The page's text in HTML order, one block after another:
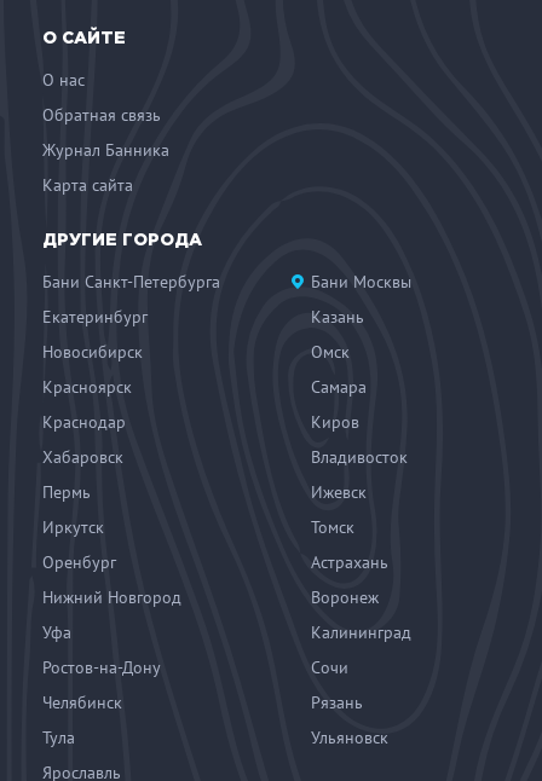
О САЙТЕ
О нас
Обратная связь
Журнал Банника
Карта сайта
ДРУГИЕ ГОРОДА
Бани Санкт-Петербурга
Бани Москвы
Екатеринбург
Казань
Новосибирск
Омск
Красноярск
Самара
Краснодар
Киров
Хабаровск
Владивосток
Пермь
Ижевск
Иркутск
Томск
Оренбург
Астрахань
Нижний Новгород
Воронеж
Уфа
Калининград
Ростов-на-Дону
Сочи
Челябинск
Рязань
Тула
Ульяновск
Ярославль